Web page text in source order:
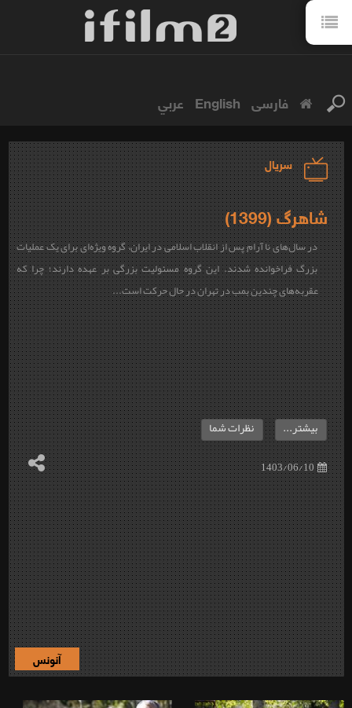
فارسی English عربي
سریال
شاهرگ (1399)
در سال‌های نا آرام پس از انقلاب اسلامی در ایران، گروه ویژه‌ای برای یک عملیات
بزرگ فراخوانده شدند. این گروه مسئولیت بزرگی بر عهده دارند؛ چرا که
عقربه‌های چندین بمب در تهران در حال حرکت است...
1403/06/10
بیشتر... نظرات شما
آنونس